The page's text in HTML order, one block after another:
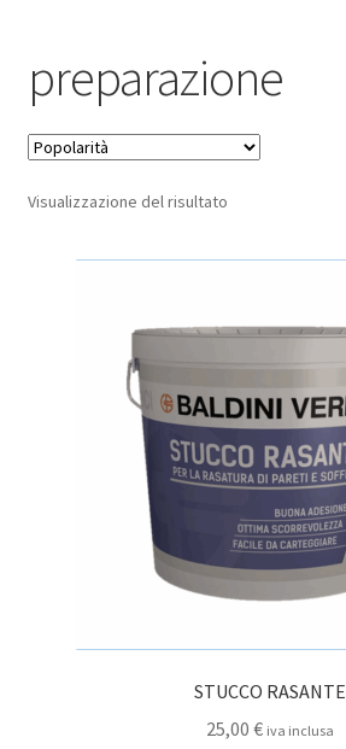
Privacy Policy
preparazione
Visualizzazione del risultato
STUCCO RASANTE
25,00 € iva inclusa